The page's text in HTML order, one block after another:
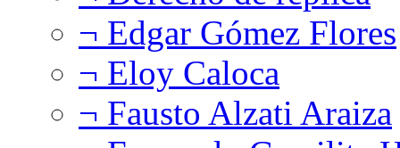
¬ Edgar Gómez Flores
¬ Eloy Caloca
¬ Fausto Alzati Araiza